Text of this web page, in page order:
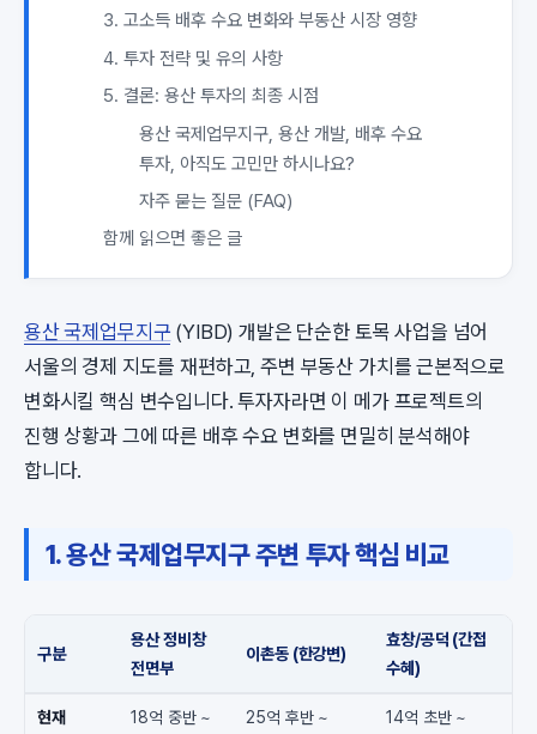
3. 고소득 배후 수요 변화와 부동산 시장 영향
4. 투자 전략 및 유의 사항
5. 결론: 용산 투자의 최종 시점
용산 국제업무지구, 용산 개발, 배후 수요
투자, 아직도 고민만 하시나요?
자주 묻는 질문 (FAQ)
함께 읽으면 좋은 글
용산 국제업무지구 (YIBD) 개발은 단순한 토목 사업을 넘어
서울의 경제 지도를 재편하고, 주변 부동산 가치를 근본적으로
변화시킬 핵심 변수입니다. 투자자라면 이 메가 프로젝트의
진행 상황과 그에 따른 배후 수요 변화를 면밀히 분석해야
합니다.
1. 용산 국제업무지구 주변 투자 핵심 비교
구분
용산 정비창
전면부
이촌동 (한강변)
효창/공덕 (간접
수혜)
현재
18억 중반 ~
25억 후반 ~
14억 초반 ~